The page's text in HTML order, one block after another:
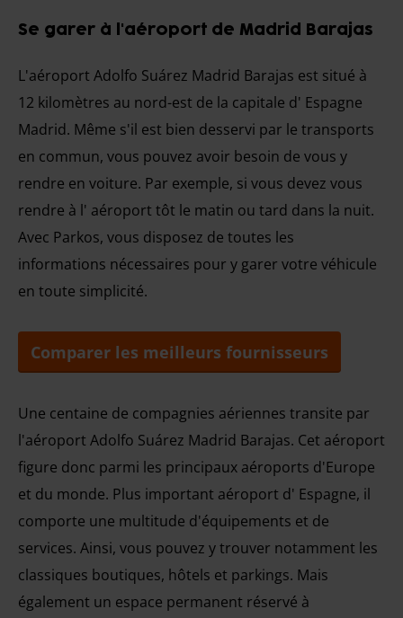
Se garer à l'aéroport de Madrid Barajas
L'aéroport Adolfo Suárez Madrid Barajas est situé à
12 kilomètres au nord-est de la capitale d' Espagne
Madrid. Même s'il est bien desservi par le transports
en commun, vous pouvez avoir besoin de vous y
rendre en voiture. Par exemple, si vous devez vous
rendre à l' aéroport tôt le matin ou tard dans la nuit.
Avec Parkos, vous disposez de toutes les
informations nécessaires pour y garer votre véhicule
en toute simplicité.
Comparer les meilleurs fournisseurs
Une centaine de compagnies aériennes transite par
l'aéroport Adolfo Suárez Madrid Barajas. Cet aéroport
figure donc parmi les principaux aéroports d'Europe
et du monde. Plus important aéroport d' Espagne, il
comporte une multitude d'équipements et de
services. Ainsi, vous pouvez y trouver notamment les
classiques boutiques, hôtels et parkings. Mais
également un espace permanent réservé à